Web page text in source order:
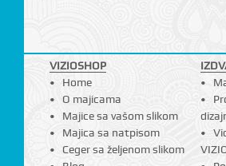
VIZIOSHOP
Home
O majicama
Majice sa vašom slikom
Majica sa natpisom
Ceger sa željenom slikom